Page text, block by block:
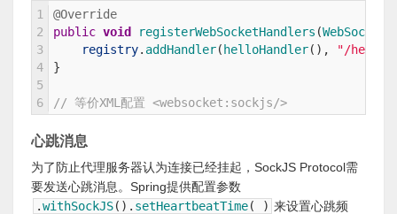
1
2
3
4
5
6
@Override
public void registerWebSocketHandlers (
registry. addHandler( helloHandler( ) , "/hello"
}
// 等价XML配置 <websocket:sockjs/>
心跳消息
为了防止代理服务器认为连接已经挂起，SockJS Protocol需
要发送心跳消息。Spring提供配置参数
.withSockJS( ) . setHeartbeatTime( ) 来设置心跳频